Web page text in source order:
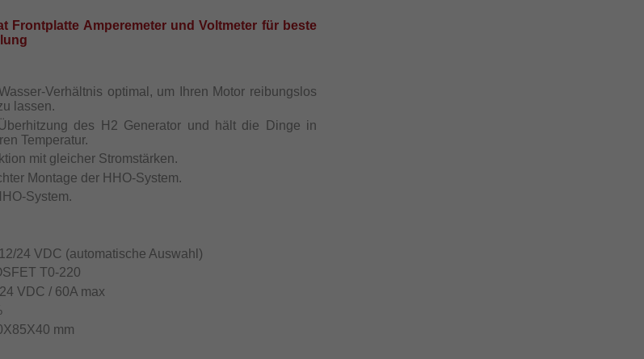
Frontplatte Amperemeter und Voltmeter für beste
Verhältnis optimal, um Ihren Motor reibungslos
lassen.
des H2 Generator und hält die Dinge in
Temperatur.
mit gleicher Stromstärken.
Montage der HHO-System.
System.
24 VDC (automatische Auswahl)
T0-220
VDC / 60A max
mm